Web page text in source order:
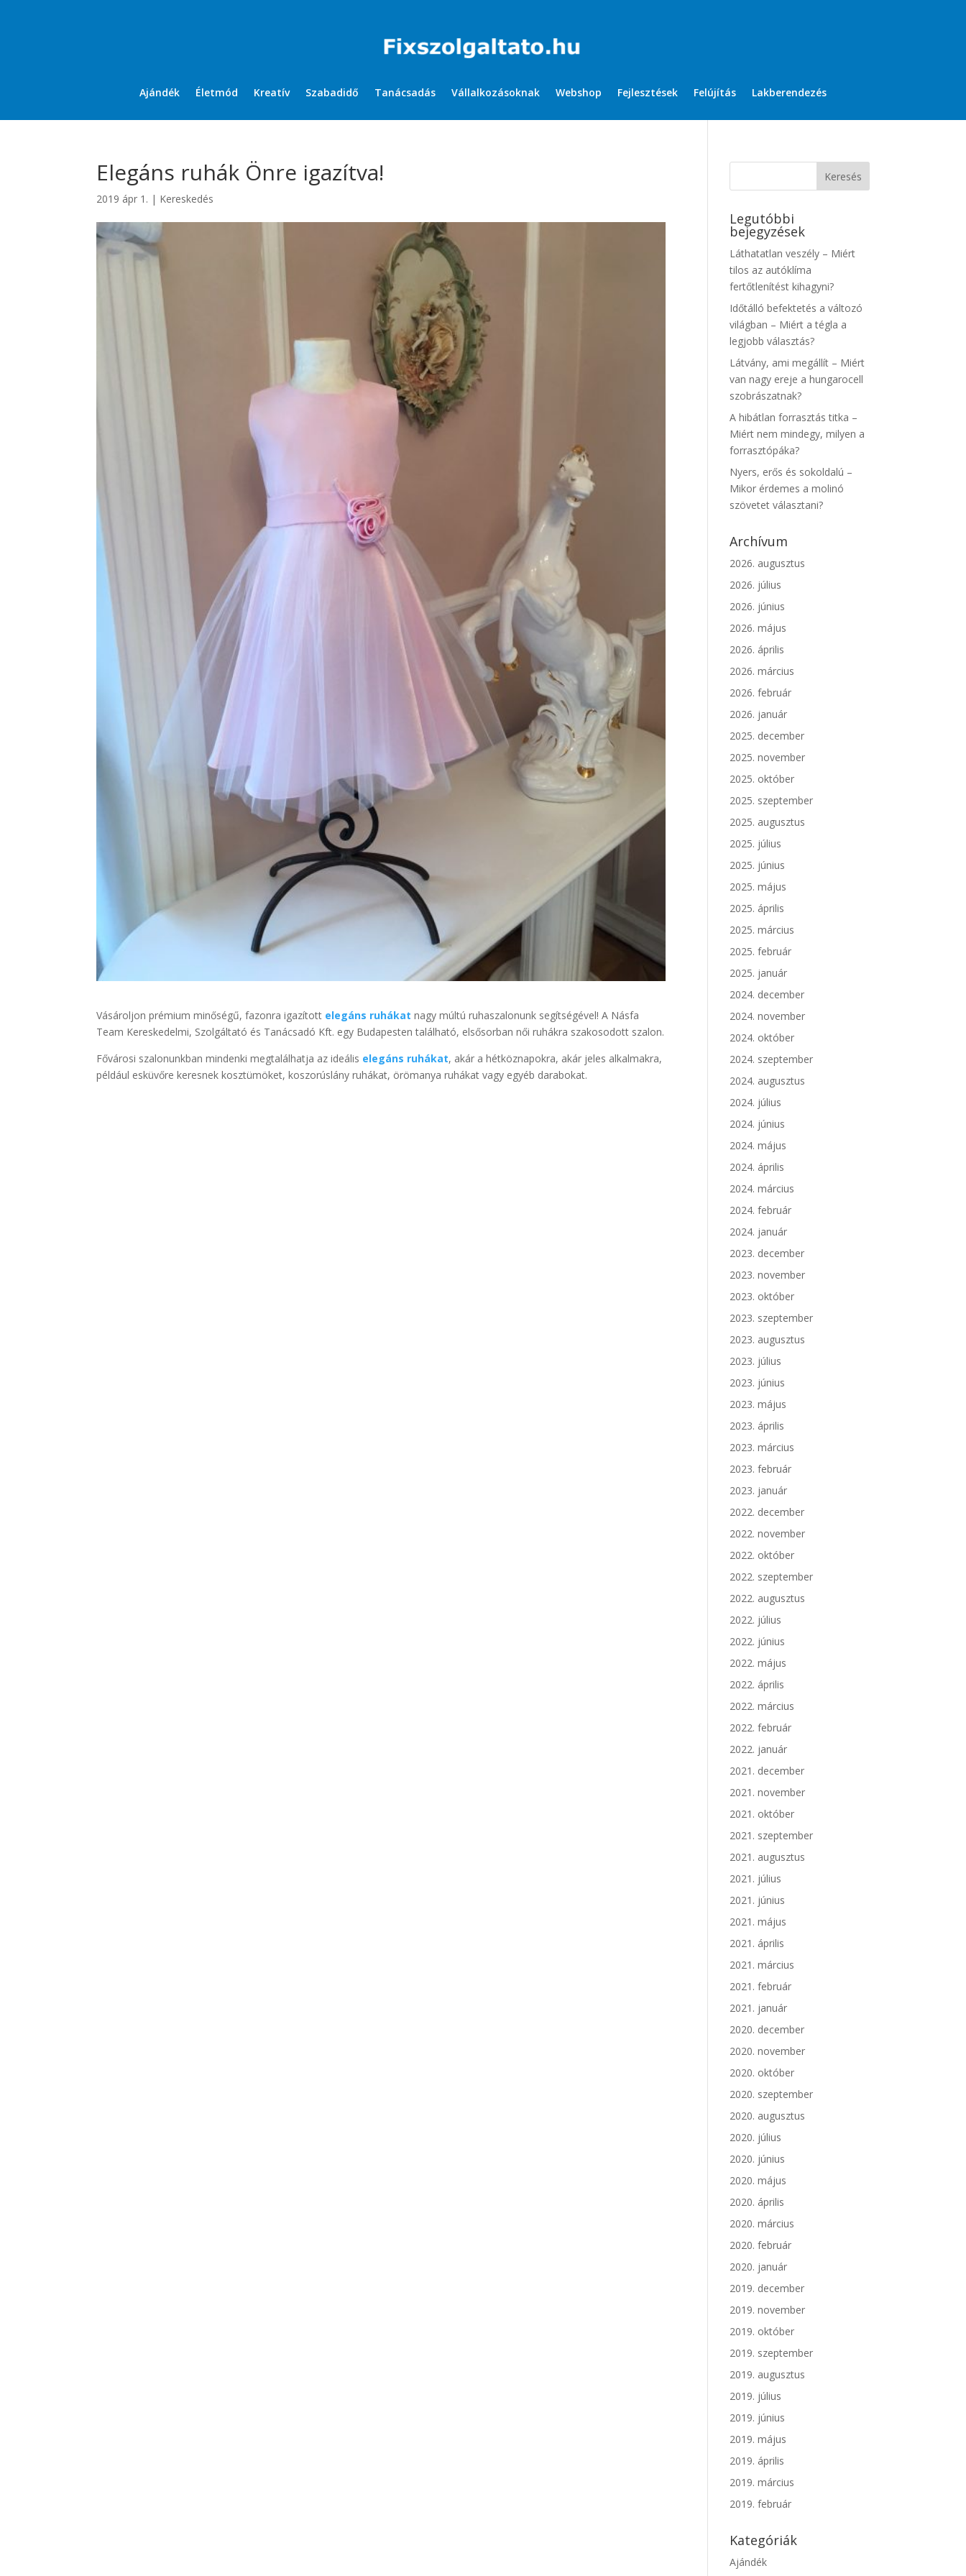
Ajándék Életmód Kreatív Szabadidő Tanácsadás Vállalkozásoknak Webshop Fejlesztések Felújítás Lakberendezés
Elegáns ruhák Önre igazítva!
2019 ápr 1. | Kereskedés
Vásároljon prémium minőségű, fazonra igazított elegáns ruhákat nagy múltú ruhaszalonunk segítségével! A Násfa
Team Kereskedelmi, Szolgáltató és Tanácsadó Kft. egy Budapesten található, elsősorban női ruhákra szakosodott szalon.
Fővárosi szalonunkban mindenki megtalálhatja az ideális elegáns ruhákat, akár a hétköznapokra, akár jeles alkalmakra,
például esküvőre keresnek kosztümöket, koszorúslány ruhákat, örömanya ruhákat vagy egyéb darabokat.
Legutóbbi
bejegyzések
Láthatatlan veszély – Miért
tilos az autóklíma
fertőtlenítést kihagyni?
Időtálló befektetés a változó
világban – Miért a tégla a
legjobb választás?
Látvány, ami megállít – Miért
van nagy ereje a hungarocell
szobrászatnak?
A hibátlan forrasztás titka –
Miért nem mindegy, milyen a
forrasztópáka?
Nyers, erős és sokoldalú –
Mikor érdemes a molinó
szövetet választani?
Archívum
2026. augusztus
2026. július
2026. június
2026. május
2026. április
2026. március
2026. február
2026. január
2025. december
2025. november
2025. október
2025. szeptember
2025. augusztus
2025. július
2025. június
2025. május
2025. április
2025. március
2025. február
2025. január
2024. december
2024. november
2024. október
2024. szeptember
2024. augusztus
2024. július
2024. június
2024. május
2024. április
2024. március
2024. február
2024. január
2023. december
2023. november
2023. október
2023. szeptember
2023. augusztus
2023. július
2023. június
2023. május
2023. április
2023. március
2023. február
2023. január
2022. december
2022. november
2022. október
2022. szeptember
2022. augusztus
2022. július
2022. június
2022. május
2022. április
2022. március
2022. február
2022. január
2021. december
2021. november
2021. október
2021. szeptember
2021. augusztus
2021. július
2021. június
2021. május
2021. április
2021. március
2021. február
2021. január
2020. december
2020. november
2020. október
2020. szeptember
2020. augusztus
2020. július
2020. június
2020. május
2020. április
2020. március
2020. február
2020. január
2019. december
2019. november
2019. október
2019. szeptember
2019. augusztus
2019. július
2019. június
2019. május
2019. április
2019. március
2019. február
Kategóriák
Ajándék